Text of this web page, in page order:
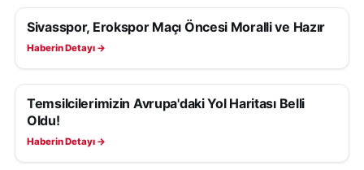
SPOR
Sivasspor, Erokspor Maçı Öncesi Moralli ve Hazır
Haberin Detayı →
SPOR
Temsilcilerimizin Avrupa'daki Yol Haritası Belli
Oldu!
Haberin Detayı →